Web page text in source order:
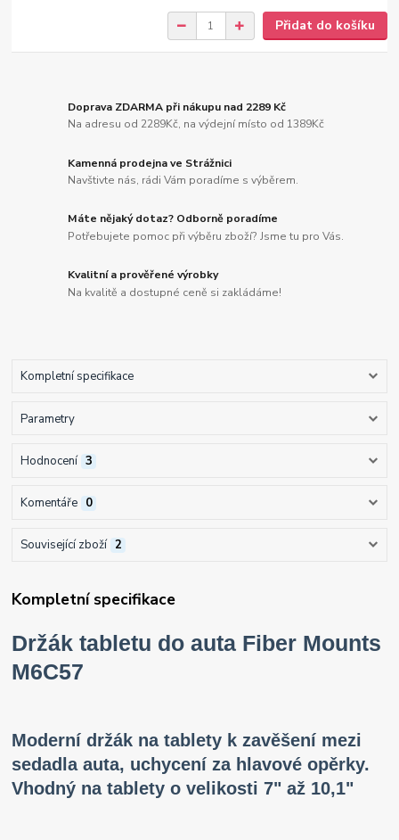
Přidat do košíku
Doprava ZDARMA při nákupu nad 2289 Kč
Na adresu od 2289Kč, na výdejní místo od 1389Kč
Kamenná prodejna ve Strážnici
Navštivte nás, rádi Vám poradíme s výběrem.
Máte nějaký dotaz? Odborně poradíme
Potřebujete pomoc při výběru zboží? Jsme tu pro Vás.
Kvalitní a prověřené výrobky
Na kvalitě a dostupné ceně si zakládáme!
Kompletní specifikace
Parametry
Hodnocení 3
Komentáře 0
Související zboží 2
Kompletní specifikace
Držák tabletu do auta Fiber Mounts
M6C57
Moderní držák na tablety k zavěšení mezi
sedadla auta, uchycení za hlavové opěrky.
Vhodný na tablety o velikosti 7" až 10,1"